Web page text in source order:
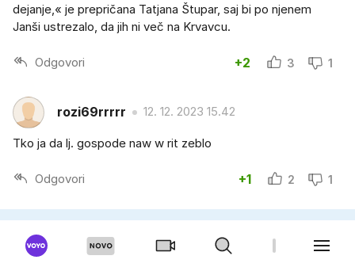
dejanje,« je prepričana Tatjana Štupar, saj bi po njenem
Janši ustrezalo, da jih ni več na Krvavcu.
Odgovori +2 3 1
rozi69rrrrr 12. 12. 2023 15.42
Tko ja da lj. gospode naw w rit zeblo
Odgovori +1 2 1
JanZne 12. 12. 2023 14.38